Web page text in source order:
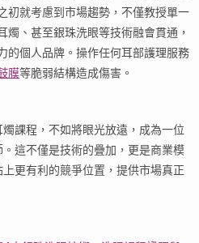
初就考慮到市場趨勢，不僅教授單一
燭、甚至銀珠洗眼等技術融會貫通，
的個人品牌。操作任何耳部護理服務
膜等脆弱結構造成傷害。
課程，不如將眼光放遠，成為一位
這不僅是技術的疊加，更是商業模
更有利的競爭位置，提供市場真正